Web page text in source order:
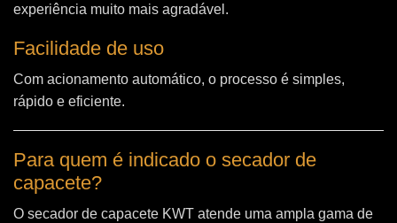
experiência muito mais agradável.
Facilidade de uso
Com acionamento automático, o processo é simples,
rápido e eficiente.
Para quem é indicado o secador de
capacete?
O secador de capacete KWT atende uma ampla gama de